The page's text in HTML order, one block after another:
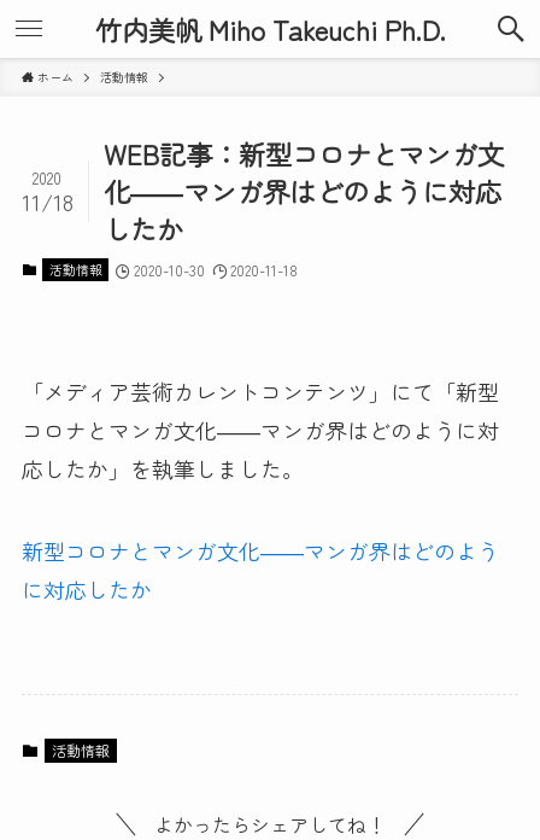
竹内美帆 Miho Takeuchi Ph.D.
ホーム 活動情報
WEB記事：新型コロナとマンガ文
化――マンガ界はどのように対応
したか
2020
11/18
活動情報 2020-10-30 2020-11-18
「メディア芸術カレントコンテンツ」にて「新型
コロナとマンガ文化――マンガ界はどのように対
応したか」を執筆しました。
新型コロナとマンガ文化――マンガ界はどのよう
に対応したか
活動情報
よかったらシェアしてね！